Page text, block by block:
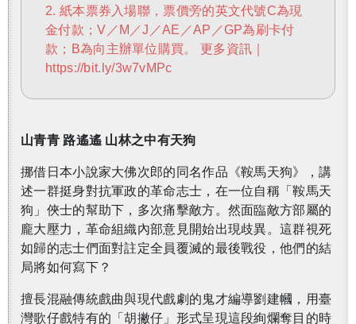
2. 紙本票券入場聯，票價旁的英文代號C為現
金付款；V／M／J／AE／AP／GP為刷卡付
款；B為向主辦單位購買。 更多資訊｜
https://bit.ly/3w7vMPc
山青青 路遙遙 山林之中有天狗
挪借日本小說家大佛次郎的同名作品《鞍馬天狗》，講
述一群挺身對抗軍政的革命志士，在一位自稱「鞍馬天
狗」俠士的幫助下，多次痛擊敵方。然面臨敵方部屬的
龐大壓力，革命組織內部意見開始出現歧異。這群視死
如歸的志士們面對註定全員覆滅的最後戰役，他們的結
局將如何寫下？
擅長混融傳統戲曲與現代戲劇的鬼才編導劉建幗，用臺
灣歌仔戲特有的「胡撇仔」形式呈現這段絢爛奪目的時